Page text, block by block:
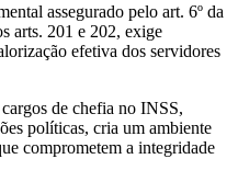
assegurado pelo art. 6º da
arts. 201 e 202, exige
efetiva dos servidores
de chefia no INSS,
políticas, cria um ambiente
comprometem a integridade